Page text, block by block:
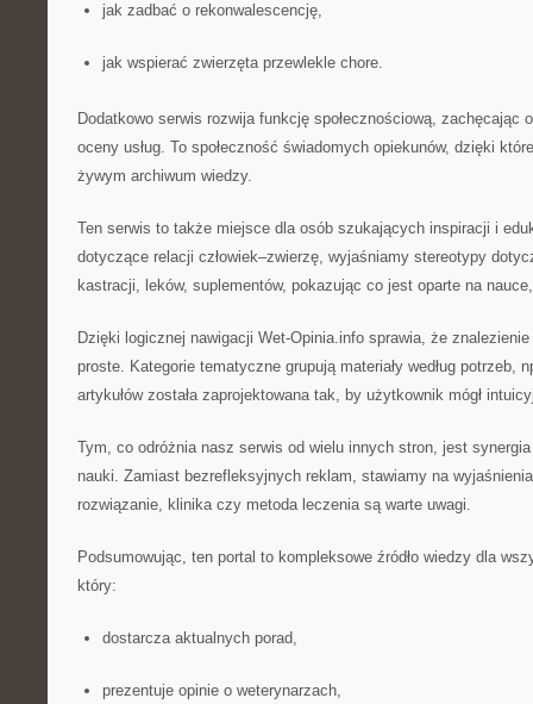
jak zadbać o rekonwalescencję,
jak wspierać zwierzęta przewlekle chore.
Dodatkowo serwis rozwija funkcję społecznościową, zachęcając
oceny usług. To społeczność świadomych opiekunów, dzięki
żywym archiwum wiedzy.
Ten serwis to także miejsce dla osób szukających inspiracji i
dotyczące relacji człowiek–zwierzę, wyjaśniamy stereotypy
kastracji, leków, suplementów, pokazując co jest oparte na
Dzięki logicznej nawigacji Wet-Opinia.info sprawia, że
proste. Kategorie tematyczne grupują materiały według potrzeb,
artykułów została zaprojektowana tak, by użytkownik mógł
Tym, co odróżnia nasz serwis od wielu innych stron, jest
nauki. Zamiast bezrefleksyjnych reklam, stawiamy na
rozwiązanie, klinika czy metoda leczenia są warte uwagi.
Podsumowując, ten portal to kompleksowe źródło wiedzy dla
który:
dostarcza aktualnych porad,
prezentuje opinie o weterynarzach,